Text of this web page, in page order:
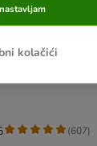
XXL pakiranje
prsa 900 g
(607)
kolačići